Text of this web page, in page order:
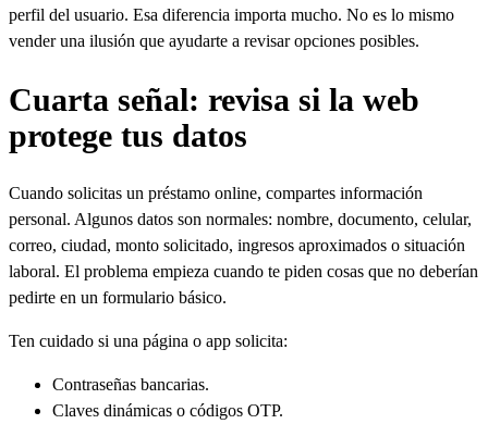
perfil del usuario. Esa diferencia importa mucho. No es lo mismo
vender una ilusión que ayudarte a revisar opciones posibles.
Cuarta señal: revisa si la web
protege tus datos
Cuando solicitas un préstamo online, compartes información
personal. Algunos datos son normales: nombre, documento, celular,
correo, ciudad, monto solicitado, ingresos aproximados o situación
laboral. El problema empieza cuando te piden cosas que no deberían
pedirte en un formulario básico.
Ten cuidado si una página o app solicita:
Contraseñas bancarias.
Claves dinámicas o códigos OTP.